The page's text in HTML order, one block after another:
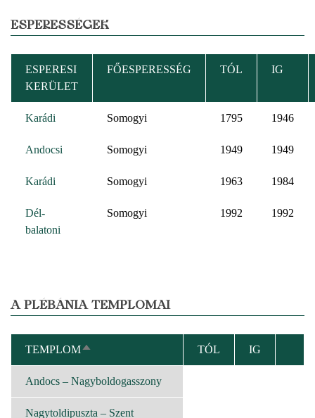
ESPERESSÉGEK
ESPERESI
KERÜLET
FŐESPERESSÉG TÓL IG
Karádi Somogyi 1795 1946
Andocsi Somogyi 1949 1949
Karádi Somogyi 1963 1984
Dél-
balatoni
Somogyi 1992 1992
A PLÉBÁNIA TEMPLOMAI
TEMPLOMCSÖKKENŐ
RENDEZÉS
TÓL IG
Andocs – Nagyboldogasszony
Nagytoldipuszta – Szent